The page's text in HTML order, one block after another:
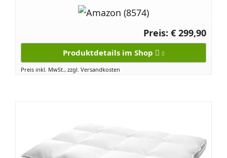
Preis: € 299,90
Produktdetails im Shop
Preis inkl. MwSt., zzgl. Versandkosten